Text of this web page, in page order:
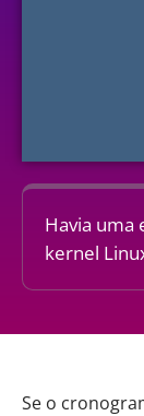
Havia uma
kernel
Se o